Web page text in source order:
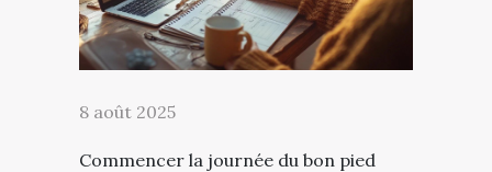
8 août 2025
Commencer la journée du bon pied